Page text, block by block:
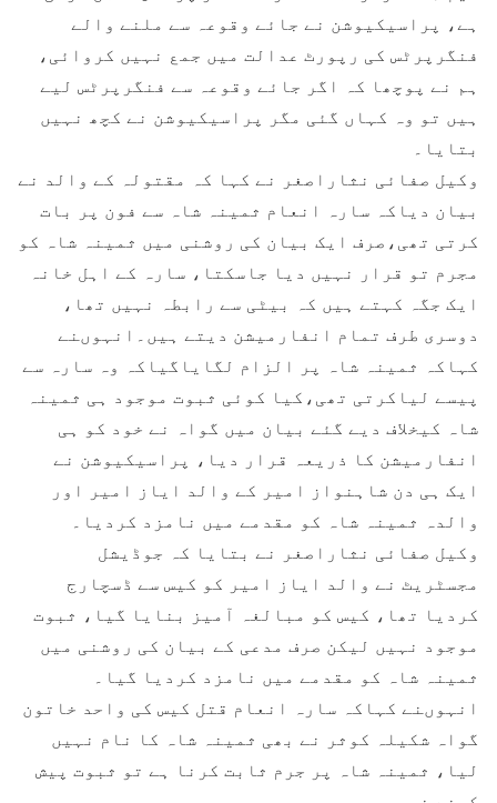
ہے، پراسیکیوشن نے جائے وقوعہ سے ملنے والے
فنگرپرٹس کی رپورٹ عدالت میں جمع نہیں کروائی،
ہم نے پوچھا کہ اگر جائے وقوعہ سے فنگرپرٹس لیے
ہیں تو وہ کہاں گئی مگر پراسیکیوشن نے کچھ نہیں
بتایا۔
وکیل صفائی نثاراصغر نے کہا کہ مقتولہ کے والد نے
بیان دیاکہ سارہ انعام ثمینہ شاہ سے فون پر بات
کرتی تھی،صرف ایک بیان کی روشنی میں ثمینہ شاہ کو
مجرم تو قرار نہیں دیا جاسکتا، سارہ کے اہل خانہ
ایک جگہ کہتے ہیں کہ بیٹی سے رابطہ نہیں تھا،
دوسری طرف تمام انفارمیشن دیتے ہیں۔انہوںنے
کہاکہ ثمینہ شاہ پر الزام لگایاگیاکہ وہ سارہ سے
پیسے لیاکرتی تھی،کیا کوئی ثبوت موجود ہی ثمینہ
شاہ کیخلاف دیے گئے بیان میں گواہ نے خود کو ہی
انفارمیشن کا ذریعہ قرار دیا، پراسیکیوشن نے
ایک ہی دن شاہنواز امیر کے والد ایاز امیر اور
والدہ ثمینہ شاہ کو مقدمے میں نامزد کردیا۔
وکیل صفائی نثاراصغر نے بتایا کہ جوڈیشل
مجسٹریٹ نے والد ایاز امیر کو کیس سے ڈسچارج
کردیا تھا، کیس کو مبالغہ آمیز بنایا گیا، ثبوت
موجود نہیں لیکن صرف مدعی کے بیان کی روشنی میں
ثمینہ شاہ کو مقدمے میں نامزد کردیا گیا۔
انہوںنے کہاکہ سارہ انعام قتل کیس کی واحد خاتون
گواہ شکیلہ کوثر نے بھی ثمینہ شاہ کا نام نہیں
لیا، ثمینہ شاہ پر جرم ثابت کرنا ہے تو ثبوت پیش